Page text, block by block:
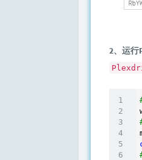
2、运行